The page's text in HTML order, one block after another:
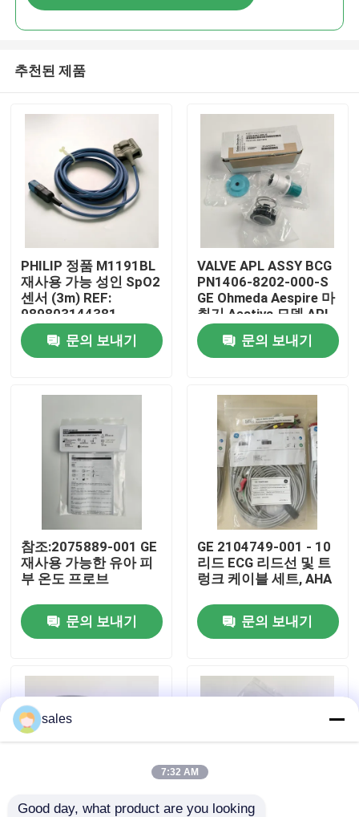
집
비디오
우리 에 관한 것
공장 투어
품질 관리
인용 을 요청 하십시오
환자 모니터 모듈
추천된 제품
PHILIP 정품 M1191BL
재사용 가능 성인 SpO2
센서 (3m) REF:
989803144381
문의 보내기
VALVE APL ASSY BCG
PN1406-8202-000-S
GE Ohmeda Aespire 마
취기 Aestiva 모델 APL
밸브, 베이스 미포함 버
전
문의 보내기
참조:2075889-001 GE
재사용 가능한 유아 피
부 온도 프로브
문의 보내기
GE 2104749-001 - 10
리드 ECG 리드선 및 트
렁크 케이블 세트, AHA
문의 보내기
sales
7:32 AM
Good day, what product are you looking